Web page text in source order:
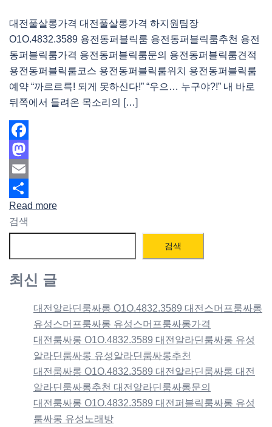
대전풀살롱가격 대전풀살롱가격 하지원팀장
O1O.4832.3589 용전동퍼블릭룸 용전동퍼블릭룸추천 용전
동퍼블릭룸가격 용전동퍼블릭룸문의 용전동퍼블릭룸견적
용전동퍼블릭룸코스 용전동퍼블릭룸위치 용전동퍼블릭룸
예약 “까르르륵! 되게 못하신다!” “우으… 누구야?!” 내 바로
뒤쪽에서 들려온 목소리의 […]
Facebook
Mastodon
Email
Share
Read more
검색
검색
최신 글
대전알라딘룸싸롱 O1O.4832.3589 대전스머프룸싸롱
유성스머프룸싸롱 유성스머프룸싸롱가격
대전룸싸롱 O1O.4832.3589 대전알라딘룸싸롱 유성
알라딘룸싸롱 유성알라딘룸싸롱추천
대전룸싸롱 O1O.4832.3589 대전알라딘룸싸롱 대전
알라딘룸싸롱추천 대전알라딘룸싸롱문의
대전룸싸롱 O1O.4832.3589 대전퍼블릭룸싸롱 유성
룸싸롱 유성노래방